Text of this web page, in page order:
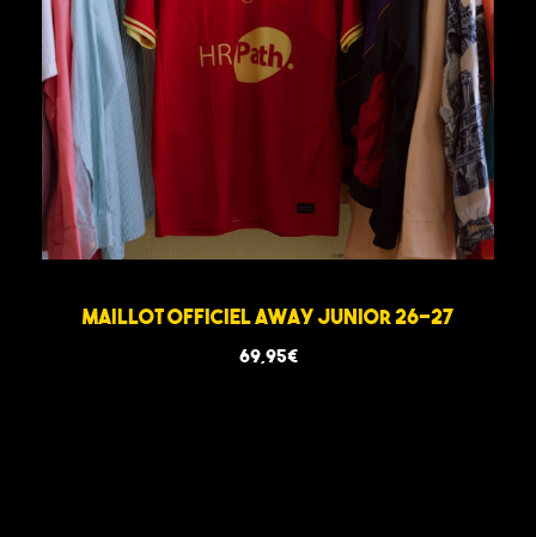
Maillot Officiel Away Junior 26-27
69,95€